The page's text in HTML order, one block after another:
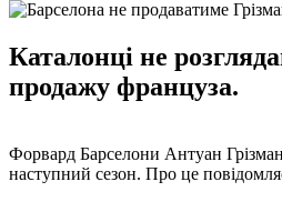
Каталонці не
продажу француза.
Форвард Барселони Антуан
наступний сезон. Про це